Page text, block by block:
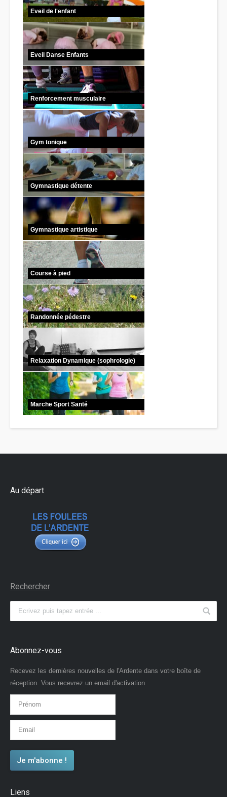
Eveil de l'enfant
Eveil Danse Enfants
Renforcement musculaire
Gym tonique
Gymnastique détente
Gymnastique artistique
Course à pied
Randonnée pédestre
Relaxation Dynamique (sophrologie)
Marche Sport Santé
Au départ
Rechercher
Abonnez-vous
Recevez les dernières nouvelles de l'Ardente dans votre boîte de
réception. Vous recevrez un email d'activation
Liens